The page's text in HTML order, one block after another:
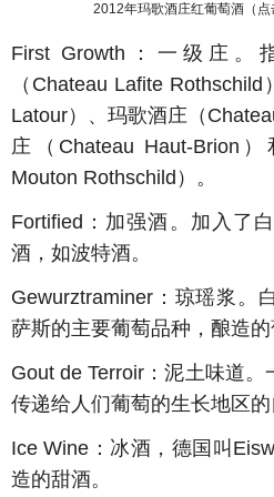
2012年玛歌酒庄红葡萄酒（点
First Growth：一级庄。
（Chateau Lafite
Latour）、玛歌酒庄（
庄（Chateau Haut-Brion
Mouton Rothschild）。
Fortified ：加强酒。加入了
酒，如波特酒。
Gewurztraminer ：琼瑶浆。
萨斯的主要葡萄品种，酿造的
Gout de Terroir ：泥土味道
传递给人们葡萄的生长地区的
Ice Wine ：冰酒，德国叫
造的甜酒。